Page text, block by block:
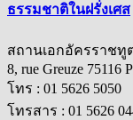
ธรรมชาติในฝรั่งเศส
สถานเอกอัครราชทู
8, rue Greuze 75116
โทร : 01 5626 5050
โทรสาร : 01 5626